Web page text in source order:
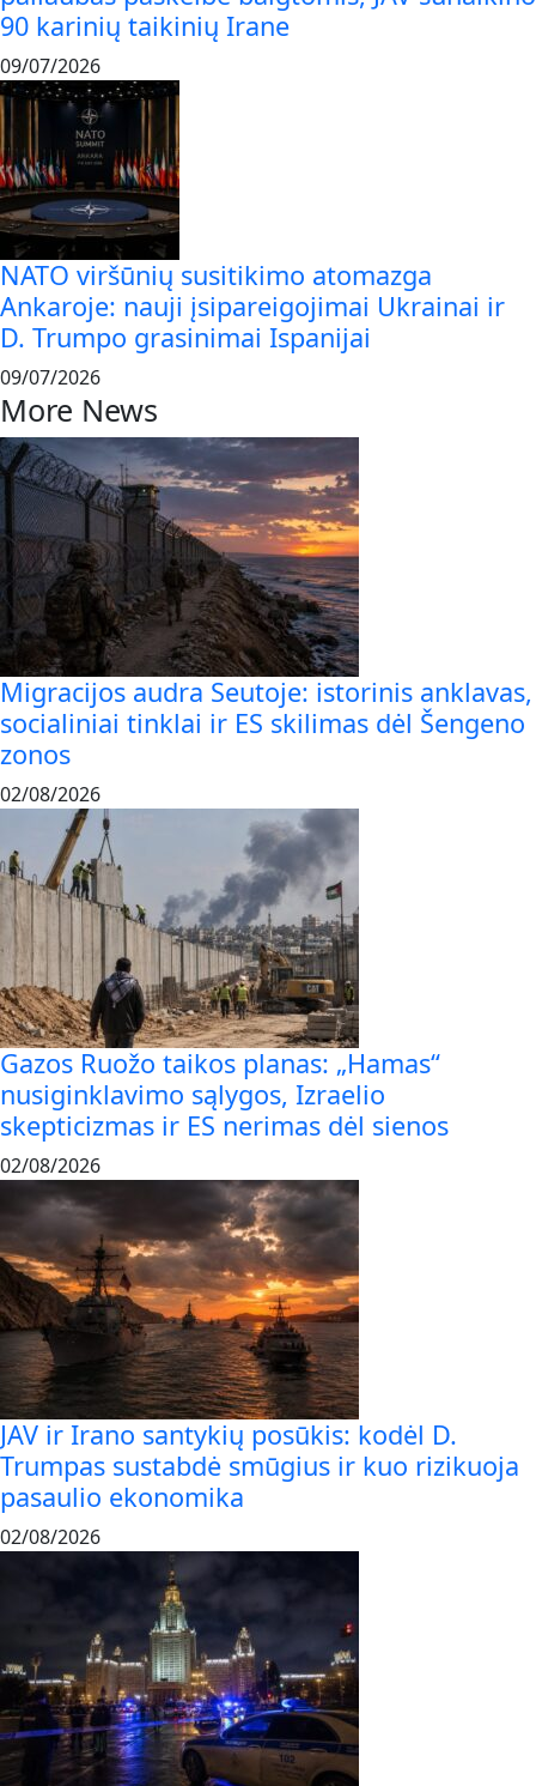
90 karinių taikinių Irane
09/07/2026
NATO viršūnių susitikimo atomazga
Ankaroje: nauji įsipareigojimai Ukrainai ir
D. Trumpo grasinimai Ispanijai
09/07/2026
More News
Migracijos audra Seutoje: istorinis anklavas,
socialiniai tinklai ir ES skilimas dėl Šengeno
zonos
02/08/2026
Gazos Ruožo taikos planas: „Hamas“
nusiginklavimo sąlygos, Izraelio
skepticizmas ir ES nerimas dėl sienos
02/08/2026
JAV ir Irano santykių posūkis: kodėl D.
Trumpas sustabdė smūgius ir kuo rizikuoja
pasaulio ekonomika
02/08/2026